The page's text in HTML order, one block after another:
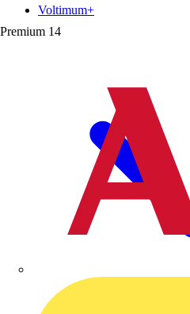
Premium 14
Voltimum+